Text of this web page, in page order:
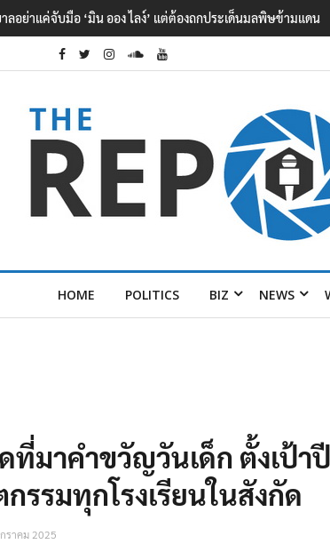
-เมียนมา ลงนาม MOU ด้านแรงงาน ฉบับใหม่ ขยายกรอบความร่ว
HOME POLITICS BIZ NEWS
ที่มาคำขวัญวันเด็ก ตั้งเป้า
รรมทุกโรงเรียนในสังกัด
ราคม 2025